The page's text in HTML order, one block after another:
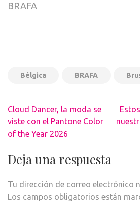
BRAFA
Bélgica BRAFA
Navegación
de
entradas
Cloud Dancer, la moda se
viste con el Pantone Color
of the Year 2026
Deja una respuesta
Tu dirección de correo electrónico
Los campos obligatorios están